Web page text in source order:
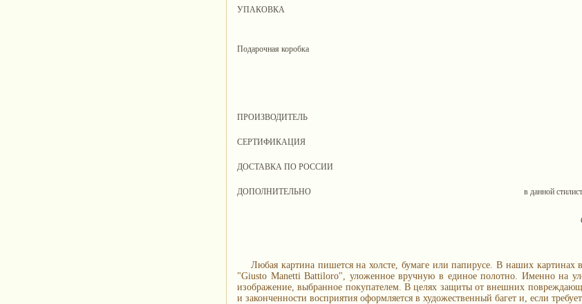
УПАКОВКА
Подарочная коробка
ПРОИЗВОДИТЕЛЬ
СЕРТИФИКАЦИЯ
ДОСТАВКА ПО РОССИИ
ДОПОЛНИТЕЛЬНО
в данной
Любая картина пишется на холсте, бумаге или папирусе. В наших картинах
"Giusto Manetti Battiloro", уложенное вручную в единое полотно. Именно на
изображение, выбранное покупателем. В целях защиты от внешних
и законченности восприятия оформляется в художественный багет и, если